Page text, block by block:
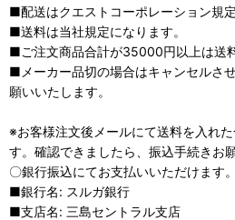
■配送はクエストコーポレーション規定
■送料は当社規定になります。
■ご注文商品合計が35000円以上は送
■メーカー品切の場合はキャンセルさ
願いいたします。
※お客様注文後メールにて送料を入れ
す。確認できましたら、振込手続きお
〇銀行振込にてお支払いいただけます。
■銀行名: スルガ銀行
■支店名: 三島セントラル支店